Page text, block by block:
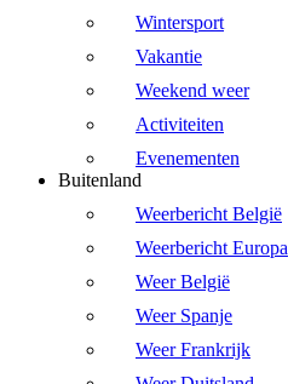
Wintersport
Vakantie
Weekend weer
Activiteiten
Evenementen
Buitenland
Weerbericht België
Weerbericht Europa
Weer België
Weer Spanje
Weer Frankrijk